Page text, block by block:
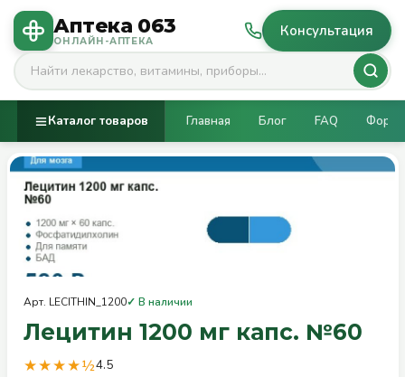
Аптека 063
ОНЛАЙН-АПТЕКА
Консультация
Каталог товаров Главная Блог FAQ Форум
Арт. LECITHIN_1200✓ В наличии
Лецитин 1200 мг капс. №60
★★★★½4.5